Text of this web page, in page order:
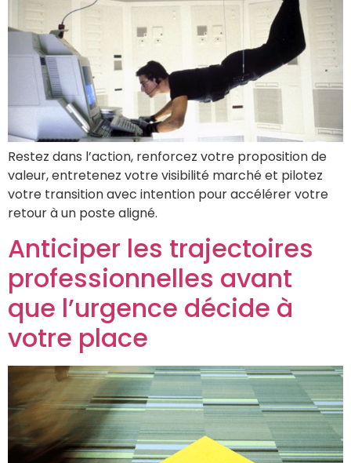
Restez dans l’action, renforcez votre proposition de
valeur, entretenez votre visibilité marché et pilotez
votre transition avec intention pour accélérer votre
retour à un poste aligné.
Anticiper les trajectoires
professionnelles avant
que l’urgence décide à
votre place